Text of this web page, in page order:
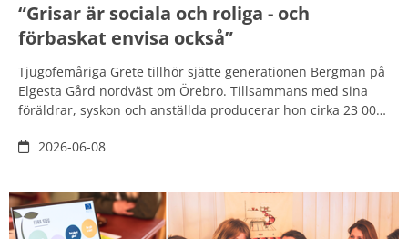
“Grisar är sociala och roliga - och
förbaskat envisa också”
Tjugofemåriga Grete tillhör sjätte generationen Bergman på
Elgesta Gård nordväst om Örebro. Tillsammans med sina
föräldrar, syskon och anställda producerar hon cirka 23 000
nästan omöjligt, det är grisar för hela slanten som gäller.
2026-06-08